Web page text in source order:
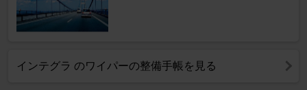
インテグラ のワイパーの整備手帳を見る